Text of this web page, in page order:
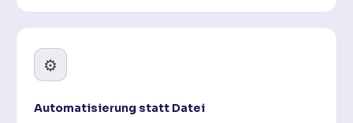
⚙️
Automatisierung statt Datei